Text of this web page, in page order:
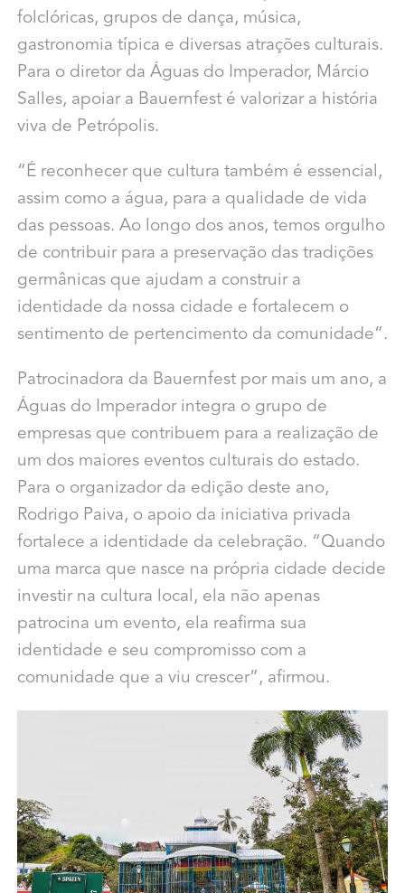
folclóricas, grupos de dança, música,
gastronomia típica e diversas atrações culturais.
Para o diretor da Águas do Imperador, Márcio
Salles, apoiar a Bauernfest é valorizar a história
viva de Petrópolis.
“É reconhecer que cultura também é essencial,
assim como a água, para a qualidade de vida
das pessoas. Ao longo dos anos, temos orgulho
de contribuir para a preservação das tradições
germânicas que ajudam a construir a
identidade da nossa cidade e fortalecem o
sentimento de pertencimento da comunidade”.
Patrocinadora da Bauernfest por mais um ano, a
Águas do Imperador integra o grupo de
empresas que contribuem para a realização de
um dos maiores eventos culturais do estado.
Para o organizador da edição deste ano,
Rodrigo Paiva, o apoio da iniciativa privada
fortalece a identidade da celebração. “Quando
uma marca que nasce na própria cidade decide
investir na cultura local, ela não apenas
patrocina um evento, ela reafirma sua
identidade e seu compromisso com a
comunidade que a viu crescer”, afirmou.